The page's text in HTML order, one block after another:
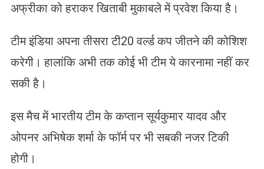
अफ्रीका को हराकर खिताबी मुकाबले में प्रवेश किया है।
टीम इंडिया अपना तीसरा टी20 वर्ल्ड कप जीतने की कोशिश
करेगी। हालांकि अभी तक कोई भी टीम ये कारनामा नहीं कर
सकी है।
इस मैच में भारतीय टीम के कप्तान सूर्यकुमार यादव और
ओपनर अभिषेक शर्मा के फॉर्म पर भी सबकी नजर टिकी
होगी।